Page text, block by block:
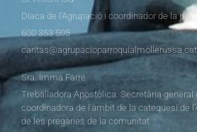
Diaca de l’Agrupació i coordinador de la
600 353 505
caritas@agrupacioparroquialmollerussa.cat
Sra. Imma Farré
Treballadora Apostòlica. Secretària general
coordinadora de l’àmbit de la catequesi de
de les pregàries de la comunitat